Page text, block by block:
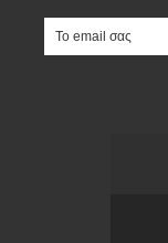
e-mail